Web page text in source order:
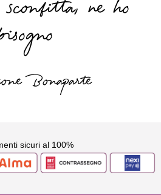
ne ho
Bonaparte
sicuri al 100%